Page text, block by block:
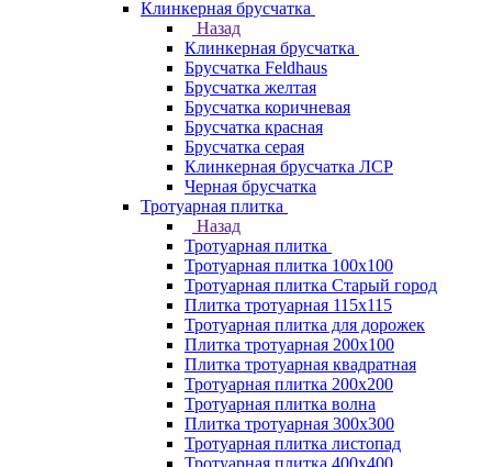
Клинкерная брусчатка
Назад
Клинкерная брусчатка
Брусчатка Feldhaus
Брусчатка желтая
Брусчатка коричневая
Брусчатка красная
Брусчатка серая
Клинкерная брусчатка ЛСР
Черная брусчатка
Тротуарная плитка
Назад
Тротуарная плитка
Тротуарная плитка 100x100
Тротуарная плитка Старый город
Плитка тротуарная 115x115
Тротуарная плитка для дорожек
Плитка тротуарная 200х100
Плитка тротуарная квадратная
Тротуарная плитка 200х200
Тротуарная плитка волна
Плитка тротуарная 300х300
Тротуарная плитка листопад
Тротуарная плитка 400х400